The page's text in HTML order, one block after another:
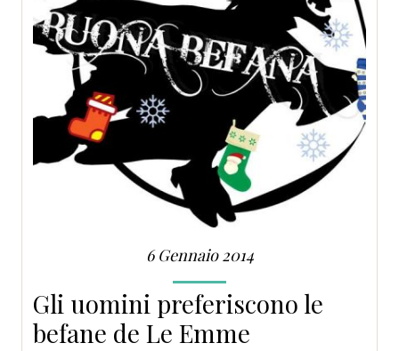
6 Gennaio 2014
Gli uomini preferiscono le
befane de Le Emme